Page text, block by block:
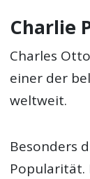
Charlie
Charles
einer der
weltweit.
Besonders
Popularität.